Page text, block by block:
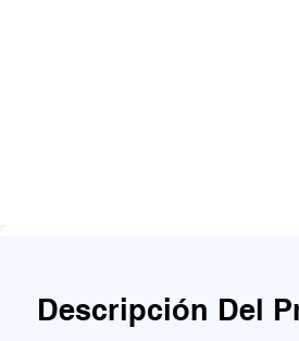
Descripción Del